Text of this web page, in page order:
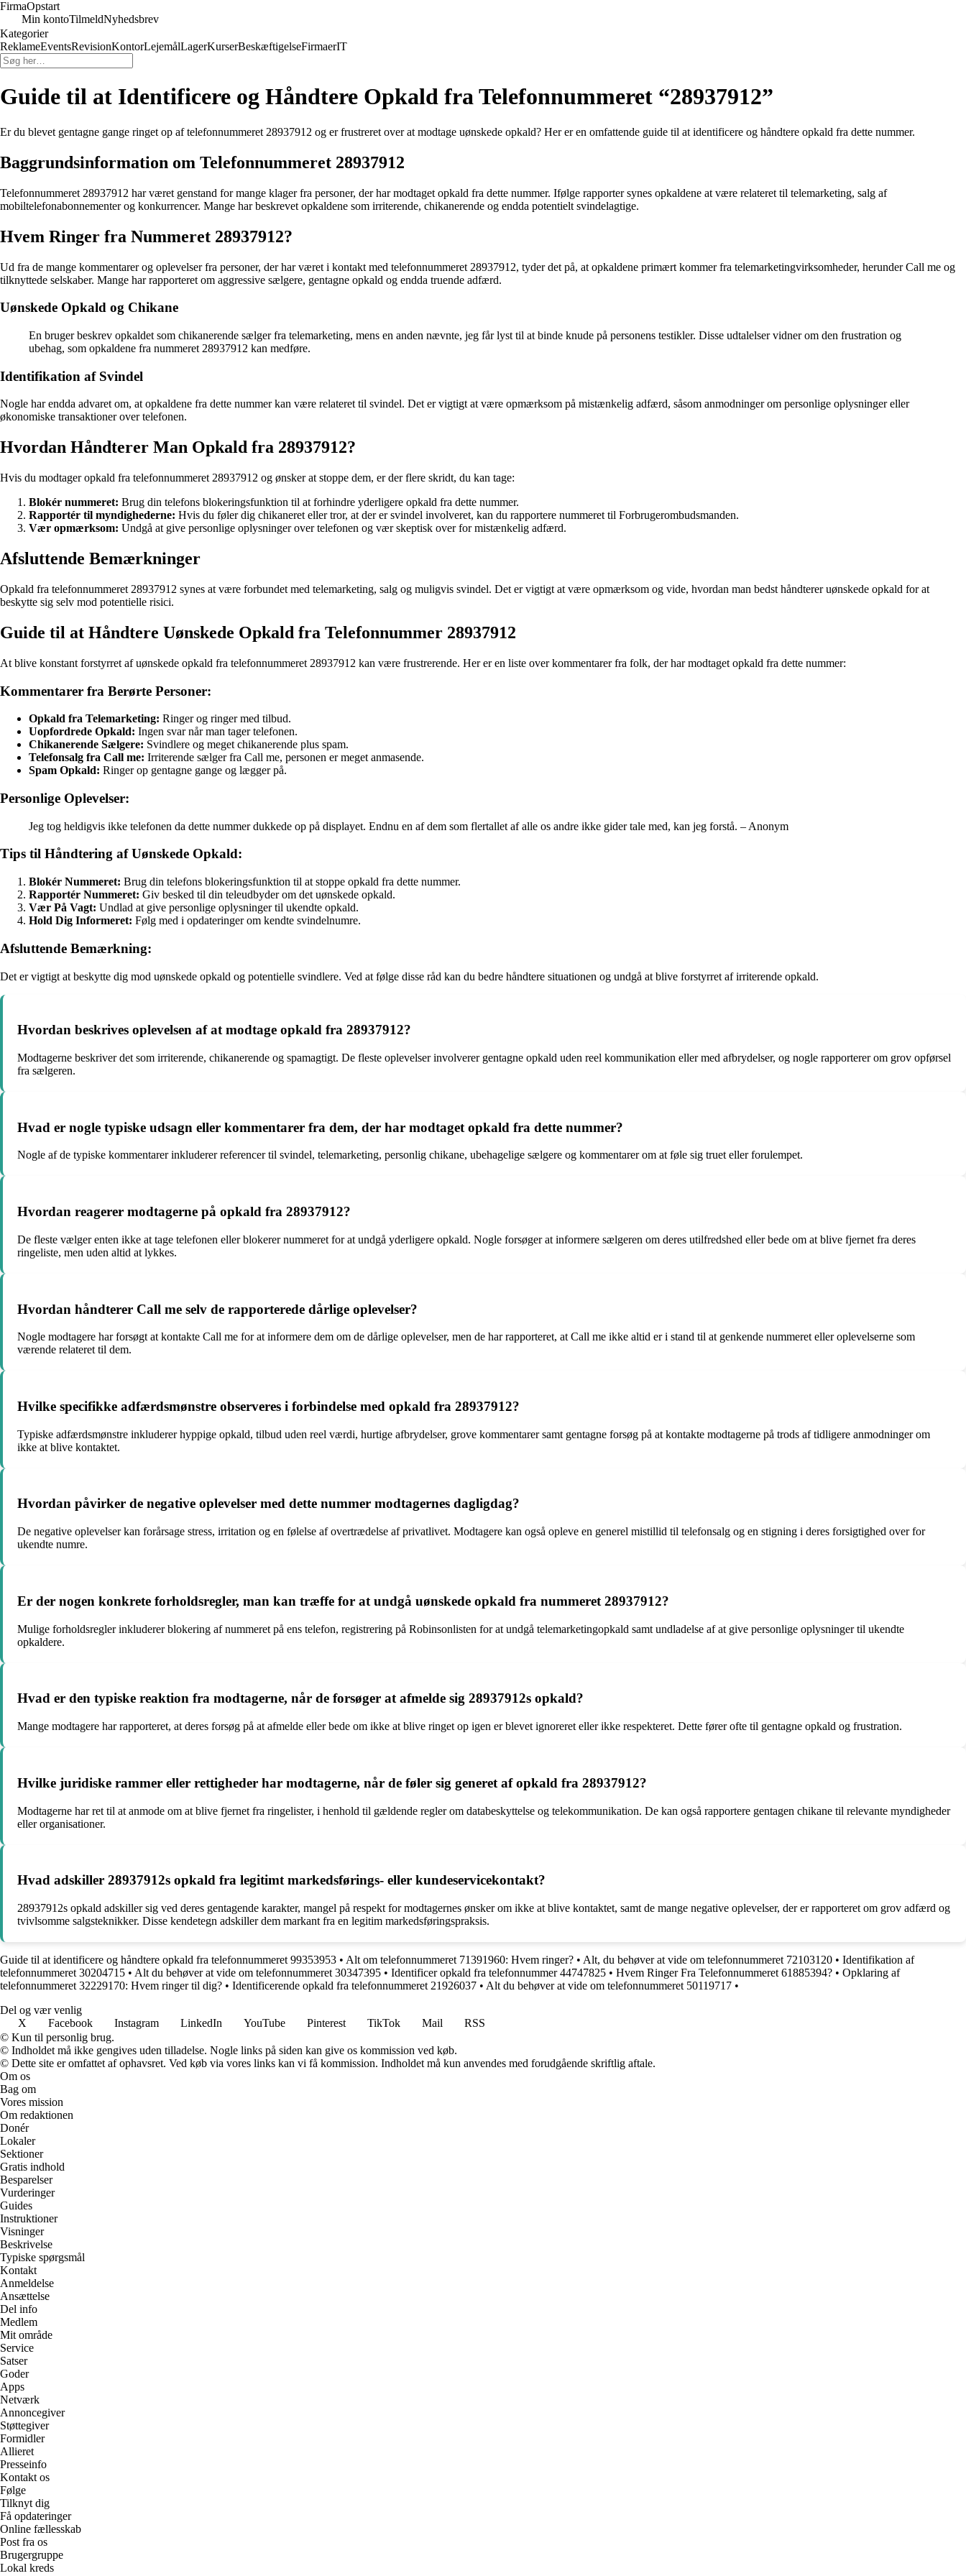
FirmaOpstart
Min kontoTilmeldNyhedsbrev
Kategorier
ReklameEventsRevisionKontorLejemålLagerKurserBeskæftigelseFirmaerIT
Guide til at Identificere og Håndtere Opkald fra Telefonnummeret “28937912”
Er du blevet gentagne gange ringet op af telefonnummeret 28937912 og er frustreret over at modtage uønskede opkald? Her er en omfattende guide til at identificere og håndtere opkald fra dette nummer.
Baggrundsinformation om Telefonnummeret 28937912
Telefonnummeret 28937912 har været genstand for mange klager fra personer, der har modtaget opkald fra dette nummer. Ifølge rapporter synes opkaldene at være relateret til telemarketing, salg af
mobiltelefonabonnementer og konkurrencer. Mange har beskrevet opkaldene som irriterende, chikanerende og endda potentielt svindelagtige.
Hvem Ringer fra Nummeret 28937912?
Ud fra de mange kommentarer og oplevelser fra personer, der har været i kontakt med telefonnummeret 28937912, tyder det på, at opkaldene primært kommer fra telemarketingvirksomheder, herunder Call me og
tilknyttede selskaber. Mange har rapporteret om aggressive sælgere, gentagne opkald og endda truende adfærd.
Uønskede Opkald og Chikane
En bruger beskrev opkaldet som chikanerende sælger fra telemarketing, mens en anden nævnte, jeg får lyst til at binde knude på personens testikler. Disse udtalelser vidner om den frustration og
ubehag, som opkaldene fra nummeret 28937912 kan medføre.
Identifikation af Svindel
Nogle har endda advaret om, at opkaldene fra dette nummer kan være relateret til svindel. Det er vigtigt at være opmærksom på mistænkelig adfærd, såsom anmodninger om personlige oplysninger eller
økonomiske transaktioner over telefonen.
Hvordan Håndterer Man Opkald fra 28937912?
Hvis du modtager opkald fra telefonnummeret 28937912 og ønsker at stoppe dem, er der flere skridt, du kan tage:
Blokér nummeret: Brug din telefons blokeringsfunktion til at forhindre yderligere opkald fra dette nummer.
Rapportér til myndighederne: Hvis du føler dig chikaneret eller tror, at der er svindel involveret, kan du rapportere nummeret til Forbrugerombudsmanden.
Vær opmærksom: Undgå at give personlige oplysninger over telefonen og vær skeptisk over for mistænkelig adfærd.
Afsluttende Bemærkninger
Opkald fra telefonnummeret 28937912 synes at være forbundet med telemarketing, salg og muligvis svindel. Det er vigtigt at være opmærksom og vide, hvordan man bedst håndterer uønskede opkald for at
beskytte sig selv mod potentielle risici.
Guide til at Håndtere Uønskede Opkald fra Telefonnummer 28937912
At blive konstant forstyrret af uønskede opkald fra telefonnummeret 28937912 kan være frustrerende. Her er en liste over kommentarer fra folk, der har modtaget opkald fra dette nummer:
Kommentarer fra Berørte Personer:
Opkald fra Telemarketing: Ringer og ringer med tilbud.
Uopfordrede Opkald: Ingen svar når man tager telefonen.
Chikanerende Sælgere: Svindlere og meget chikanerende plus spam.
Telefonsalg fra Call me: Irriterende sælger fra Call me, personen er meget anmasende.
Spam Opkald: Ringer op gentagne gange og lægger på.
Personlige Oplevelser:
Jeg tog heldigvis ikke telefonen da dette nummer dukkede op på displayet. Endnu en af dem som flertallet af alle os andre ikke gider tale med, kan jeg forstå. – Anonym
Tips til Håndtering af Uønskede Opkald:
Blokér Nummeret: Brug din telefons blokeringsfunktion til at stoppe opkald fra dette nummer.
Rapportér Nummeret: Giv besked til din teleudbyder om det uønskede opkald.
Vær På Vagt: Undlad at give personlige oplysninger til ukendte opkald.
Hold Dig Informeret: Følg med i opdateringer om kendte svindelnumre.
Afsluttende Bemærkning:
Det er vigtigt at beskytte dig mod uønskede opkald og potentielle svindlere. Ved at følge disse råd kan du bedre håndtere situationen og undgå at blive forstyrret af irriterende opkald.
Hvordan beskrives oplevelsen af at modtage opkald fra 28937912?
Modtagerne beskriver det som irriterende, chikanerende og spamagtigt. De fleste oplevelser involverer gentagne opkald uden reel kommunikation eller med afbrydelser, og nogle rapporterer om grov opførsel
fra sælgeren.
Hvad er nogle typiske udsagn eller kommentarer fra dem, der har modtaget opkald fra dette nummer?
Nogle af de typiske kommentarer inkluderer referencer til svindel, telemarketing, personlig chikane, ubehagelige sælgere og kommentarer om at føle sig truet eller forulempet.
Hvordan reagerer modtagerne på opkald fra 28937912?
De fleste vælger enten ikke at tage telefonen eller blokerer nummeret for at undgå yderligere opkald. Nogle forsøger at informere sælgeren om deres utilfredshed eller bede om at blive fjernet fra deres
ringeliste, men uden altid at lykkes.
Hvordan håndterer Call me selv de rapporterede dårlige oplevelser?
Nogle modtagere har forsøgt at kontakte Call me for at informere dem om de dårlige oplevelser, men de har rapporteret, at Call me ikke altid er i stand til at genkende nummeret eller oplevelserne som
værende relateret til dem.
Hvilke specifikke adfærdsmønstre observeres i forbindelse med opkald fra 28937912?
Typiske adfærdsmønstre inkluderer hyppige opkald, tilbud uden reel værdi, hurtige afbrydelser, grove kommentarer samt gentagne forsøg på at kontakte modtagerne på trods af tidligere anmodninger om
ikke at blive kontaktet.
Hvordan påvirker de negative oplevelser med dette nummer modtagernes dagligdag?
De negative oplevelser kan forårsage stress, irritation og en følelse af overtrædelse af privatlivet. Modtagere kan også opleve en generel mistillid til telefonsalg og en stigning i deres forsigtighed over for
ukendte numre.
Er der nogen konkrete forholdsregler, man kan træffe for at undgå uønskede opkald fra nummeret 28937912?
Mulige forholdsregler inkluderer blokering af nummeret på ens telefon, registrering på Robinsonlisten for at undgå telemarketingopkald samt undladelse af at give personlige oplysninger til ukendte
opkaldere.
Hvad er den typiske reaktion fra modtagerne, når de forsøger at afmelde sig 28937912s opkald?
Mange modtagere har rapporteret, at deres forsøg på at afmelde eller bede om ikke at blive ringet op igen er blevet ignoreret eller ikke respekteret. Dette fører ofte til gentagne opkald og frustration.
Hvilke juridiske rammer eller rettigheder har modtagerne, når de føler sig generet af opkald fra 28937912?
Modtagerne har ret til at anmode om at blive fjernet fra ringelister, i henhold til gældende regler om databeskyttelse og telekommunikation. De kan også rapportere gentagen chikane til relevante myndigheder
eller organisationer.
Hvad adskiller 28937912s opkald fra legitimt markedsførings- eller kundeservicekontakt?
28937912s opkald adskiller sig ved deres gentagende karakter, mangel på respekt for modtagernes ønsker om ikke at blive kontaktet, samt de mange negative oplevelser, der er rapporteret om grov adfærd og
tvivlsomme salgsteknikker. Disse kendetegn adskiller dem markant fra en legitim markedsføringspraksis.
Guide til at identificere og håndtere opkald fra telefonnummeret 99353953 • Alt om telefonnummeret 71391960: Hvem ringer? • Alt, du behøver at vide om telefonnummeret 72103120 • Identifikation af
telefonnummeret 30204715 • Alt du behøver at vide om telefonnummeret 30347395 • Identificer opkald fra telefonnummer 44747825 • Hvem Ringer Fra Telefonnummeret 61885394? • Opklaring af
telefonnummeret 32229170: Hvem ringer til dig? • Identificerende opkald fra telefonnummeret 21926037 • Alt du behøver at vide om telefonnummeret 50119717 •
Del og vær venlig
X
Facebook Instagram LinkedIn YouTube Pinterest TikTok Mail
RSS
© Kun til personlig brug.
© Indholdet må ikke gengives uden tilladelse. Nogle links på siden kan give os kommission ved køb.
© Dette site er omfattet af ophavsret. Ved køb via vores links kan vi få kommission. Indholdet må kun anvendes med forudgående skriftlig aftale.
Om os
Bag om
Vores mission
Om redaktionen
Donér
Lokaler
Sektioner
Gratis indhold
Besparelser
Vurderinger
Guides
Instruktioner
Visninger
Beskrivelse
Typiske spørgsmål
Kontakt
Anmeldelse
Ansættelse
Del info
Medlem
Mit område
Service
Satser
Goder
Apps
Netværk
Annoncegiver
Støttegiver
Formidler
Allieret
Presseinfo
Kontakt os
Følge
Tilknyt dig
Få opdateringer
Online fællesskab
Post fra os
Brugergruppe
Lokal kreds